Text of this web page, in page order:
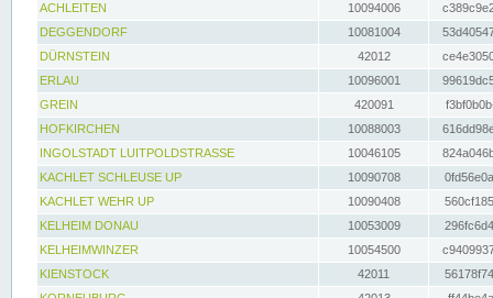
ACHLEITEN
10094006
DEGGENDORF
10081004
DÜRNSTEIN
42012
ERLAU
10096001
GREIN
420091
HOFKIRCHEN
10088003
INGOLSTADT LUITPOLDSTRASSE
10046105
KACHLET SCHLEUSE UP
10090708
KACHLET WEHR UP
10090408
KELHEIM DONAU
10053009
KELHEIMWINZER
10054500
KIENSTOCK
42011